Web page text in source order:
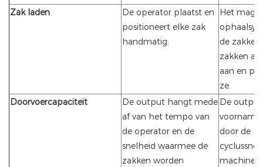
Zak laden
De operator plaatst en
positioneert elke zak
handmatig.
Het
de
zakken
aan en
ze.
Doorvoercapaciteit
De output hangt mede
af van het tempo van
de operator en de
snelheid waarmee de
zakken worden
De
door de
machine